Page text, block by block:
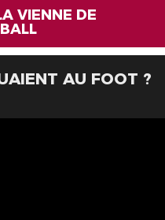
VIENNE DE
AU FOOT ?